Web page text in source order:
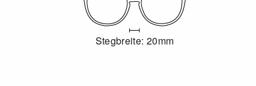
Stegbreite: 20mm